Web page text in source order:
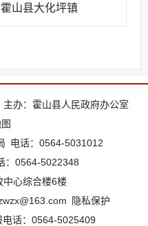
霍山县大化坪镇
主办：霍山县人民政府办公室
电话：0564-5031012
：0564-5022348
中心综合楼6楼
隐私保护
话：0564-5025409